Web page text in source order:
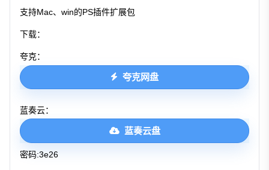
支持Mac、win的PS插件扩展包
下载：
夸克：
夸克网盘
蓝奏云：
蓝奏云盘
密码:3e26